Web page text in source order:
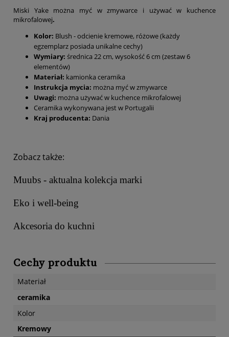
Miski Yake można myć w zmywarce i używać w kuchence
mikrofalowej.
Kolor: Blush - odcienie kremowe, różowe (każdy
egzemplarz posiada unikalne cechy)
Wymiary: średnica 22 cm, wysokość 6 cm (zestaw 6
elementów)
Materiał: kamionka ceramika
Instrukcja mycia: można myć w zmywarce
Uwagi: można używać w kuchence mikrofalowej
Ceramika wykonywana jest w Portugalii
Kraj producenta: Dania
Zobacz także:
Muubs - aktualna kolekcja marki
Eko i well-being
Akcesoria do kuchni
Cechy produktu
Materiał
ceramika
Kolor
Kremowy